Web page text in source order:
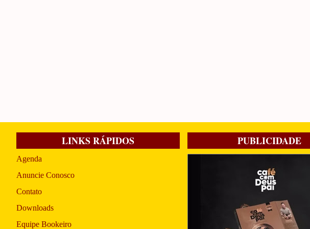
LINKS RÁPIDOS
Agenda
Anuncie Conosco
Contato
Downloads
Equipe Bookeiro
PUBLICIDADE